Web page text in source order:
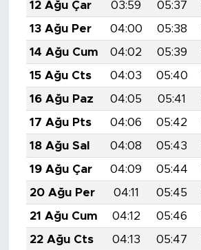
12 Ağu Çar
03:59 05:37
13 Ağu Per
04:00 05:38
14 Ağu Cum
04:02 05:39
15 Ağu Cts
04:03 05:40
16 Ağu Paz
04:05 05:41
17 Ağu Pts
04:06 05:42
18 Ağu Sal
04:08 05:43
19 Ağu Çar
04:09 05:44
20 Ağu Per
04:11 05:45
21 Ağu Cum
04:12 05:46
22 Ağu Cts
04:13 05:47